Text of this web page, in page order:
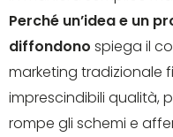
Perché un’idea e un
diffondono spiega il
marketing tradizionale
imprescindibili qualità,
rompe gli schemi e